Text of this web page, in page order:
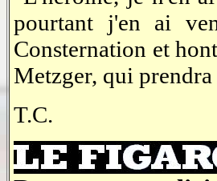
pourtant j'en ai
Consternation et
Metzger, qui
T.C.